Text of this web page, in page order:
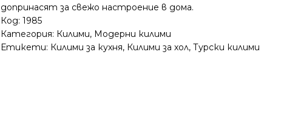
допринасят за свежо настроение в дома.
Код:1985
Категория: Килими, Модерни килими
Етикети: Килими за кухня, Килими за хол,Турски килими